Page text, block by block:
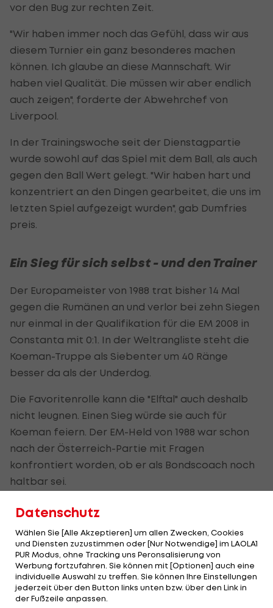
vor den Bug zur rechten Zeit.
"Wir haben immer noch das Gefühl, dass wir aus
diesem Turnier ein ganz besonderes machen
können. Ich glaube an diese Mannschaft. Wir
haben viel Qualität. Die müssen wir aber endlich
auch zeigen", forderte der Abwehrchef von
Liverpool.
In der Trainingswoche seit der Dienstagpartie
wurde sowohl auf das Spiel mit dem Ball, als auch
gegen den Ball Wert gelegt. "Wir haben hart und
konzentriert an den Dingen gearbeitet, die uns im
letzten Spiel aufgezeigt wurden", gab Dumfries
preis.
Ein Sieg für sich selbst - und den Trainer
Der Europameister von 1988 trat bisher 14 Mal
gegen die Rumänen an und verlor bei zehn Siegen
nur einmal in der Qualifikation für die EM 2008 in
Constanta mit 0:1. In der Weltrangliste steht die
Koeman-Truppe als Siebenter um 40 Ränge
besser da als der Underdog.
Die Favoritenrolle kann die "Elftal" auch deshalb
nicht leugnen. Einen Sieg würde sie auch für
Koeman feiern. Der EM-Held von 1988 war schon
nach der Österreich-Partie mit Fragen
konfrontiert worden, ob er als Bondscoach noch
haltbar sei.
"Es ist erst die Vorrunde vorbei. Wir haben noch
die Frage noch einmal stellen", hatte er darauf
geantwortet.
Als "gelbe Wand" gegen den Favoriten
Datenschutz
Wählen Sie [Alle Akzeptieren] um allen Zwecken, Cookies
und Diensten zuzustimmen oder [Nur Notwendige] im LAOLA1
PUR Modus, ohne Tracking uns Peronsalisierung von
Werbung fortzufahren. Sie können mit [Optionen] auch eine
individuelle Auswahl zu treffen. Sie können Ihre Einstellungen
jederzeit über den Button links unten bzw. über den Link in
der Fußzeile anpassen.